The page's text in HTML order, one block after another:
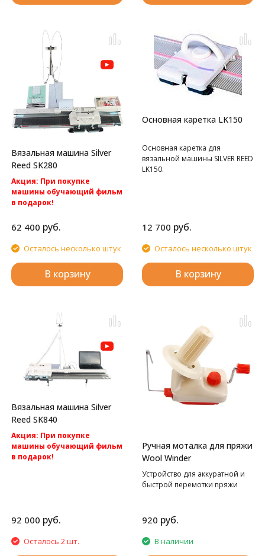
Вязальная машина Silver
Reed SK280
Акция: При покупке
машины обучающий фильм
в подарок!
доставка по России.
Однофонтурная перфокартная
вязальная машина Silver Reed
SK280
62 400 руб.
Осталось несколько штук
В корзину
Основная каретка LK150
Основная каретка для
вязальной машины SILVER REED
LK150.
12 700 руб.
Осталось несколько штук
В корзину
Вязальная машина Silver
Reed SK840
Акция: При покупке
машины обучающий фильм
в подарок!
92 000 руб.
Осталось 2 шт.
Ручная моталка для пряжи
Wool Winder
Устройство для аккуратной и
быстрой перемотки пряжи
920 руб.
В наличии